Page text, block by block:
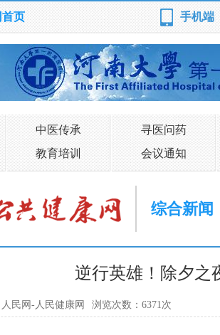
页 手机端
中医传承
寻医问药
教育培训 会议通知
综合新闻
逆行英雄！除夕之
民网-人民健康网 浏览次数：6371次